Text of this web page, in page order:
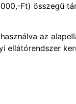
Ft) összegű
az
ellátórendszer